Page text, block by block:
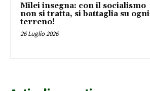
Milei insegna: con il socialismo
non si tratta, si battaglia su ogni
terreno!
26 Luglio 2026